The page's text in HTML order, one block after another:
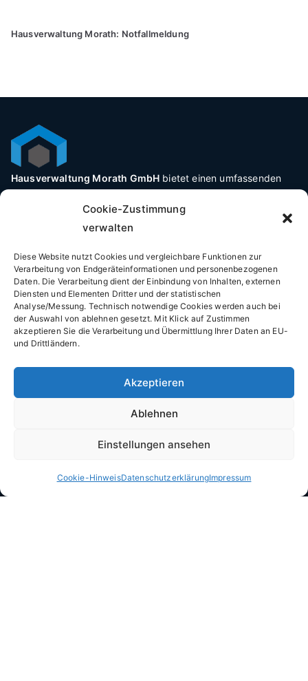
Cookie-Zustimmung
verwalten
Diese Website nutzt Cookies und vergleichbare Funktionen zur
Verarbeitung von Endgeräteinformationen und personenbezogenen
Daten. Die Verarbeitung dient der Einbindung von Inhalten, externen
Diensten und Elementen Dritter und der statistischen
Analyse/Messung. Technisch notwendige Cookies werden auch bei
der Auswahl von ablehnen gesetzt. Mit Klick auf Zustimmen
akzeptieren Sie die Verarbeitung und Übermittlung Ihrer Daten an EU-
und Drittländern.
Akzeptieren
Ablehnen
Einstellungen ansehen
Cookie-HinweisDatenschutzerklärungImpressum
Hausverwaltung Morath: Notfallmeldung
Hausverwaltung Morath GmbH bietet einen umfassenden
Ortenau und Freiburg im Breisgau. Ihr professioneller und
zuverlässiger Partner für Immobilien- und WEG-Verwaltung
Hausverwaltung Morath
Büro:
Rosengarten 21, 77972 Mahlberg
Öffnungszeiten: 9:00 – 18:00 (Mo. – Fr.)
Telefon: 07825 / 86 92 32
Telefax: 07825 / 86 92 33